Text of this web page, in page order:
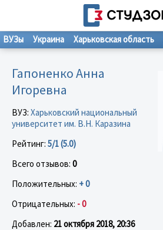
ВУЗы Украина Харьковская область
Гапоненко Анна
Игоревна
ВУЗ: Харьковский национальный
университет им. В.Н. Каразина
Рейтинг: 5/1 (5.0)
Всего отзывов: 0
Положительных: + 0
Отрицательных: - 0
Добавлен: 21 октября 2018, 20:36